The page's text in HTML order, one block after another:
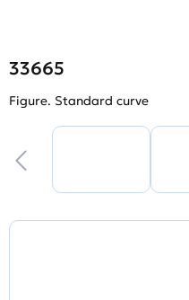
33665
Figure. Standard curve